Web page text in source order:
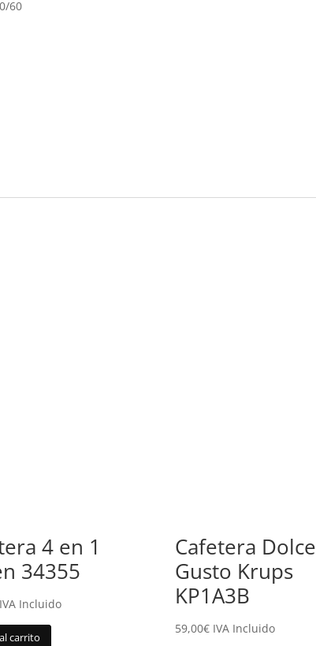
60
4 en 1
34355
IVA Incluido
carrito
Cafetera Dolce
Gusto Krups
KP1A3B
59,00€ IVA Incluido